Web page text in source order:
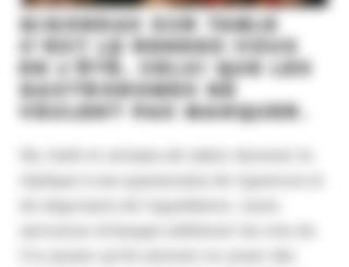
GIGONDAS SUR TABLE
c’est le rendez-vous
de l’été, celui que les
gastronomes ne
veulent pas manquer.
Six chefs et artisans de talent donnent la
réplique à une quarantaine de vignerons et
de négociants de l’appellation. Leurs
savoureux échanges subliment les vins du